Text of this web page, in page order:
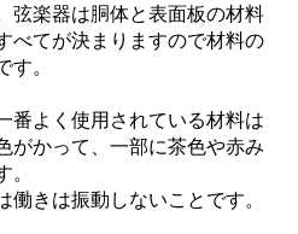
弦楽器は胴体と表面板の材料
べてが決まりますので材料の
す。
番よく使用されている材料は
がかって、一部に茶色や赤み
。
働きは振動しないことです。